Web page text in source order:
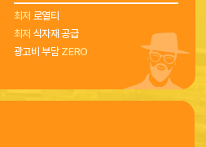
최저 로열티
최저 식자재 공급
광고비 부담 ZERO